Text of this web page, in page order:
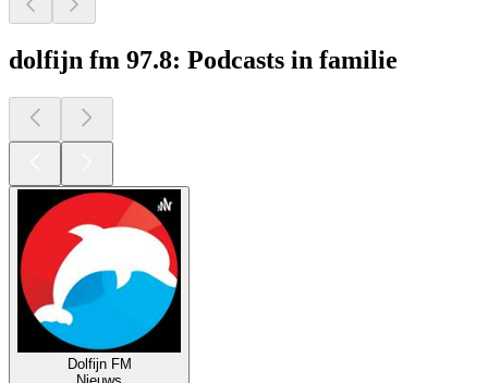
dolfijn fm 97.8: Podcasts in familie
Dolfijn FM